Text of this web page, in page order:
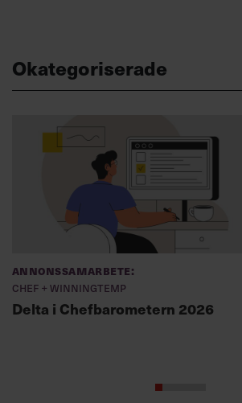
Okategoriserade
Annonssamarbete:
Chef + Winningtemp
Delta i Chefbarometern 2026